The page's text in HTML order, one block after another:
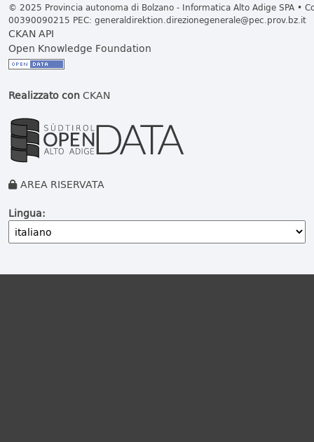
© 2025 Provincia autonoma di Bolzano - Informatica Alto Adige SPA •
00390090215 PEC: generaldirektion.direzionegenerale@pec.prov.bz.it
CKAN API
Open Knowledge Foundation
Realizzato conCKAN
AREA RISERVATA
Lingua